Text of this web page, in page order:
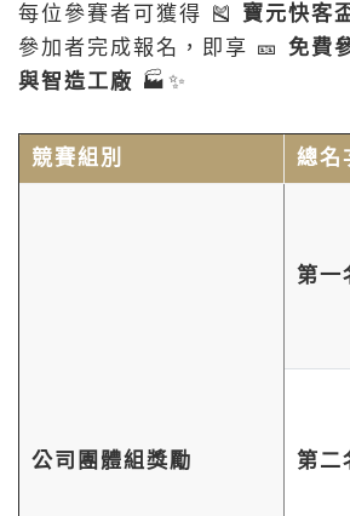
每位參賽者可獲得 🎽 寶元快客
參加者完成報名，即享 🎫 免費
與智造工廠 🏭✨
競賽組別 總名
公司團體組獎勵
第一
第二